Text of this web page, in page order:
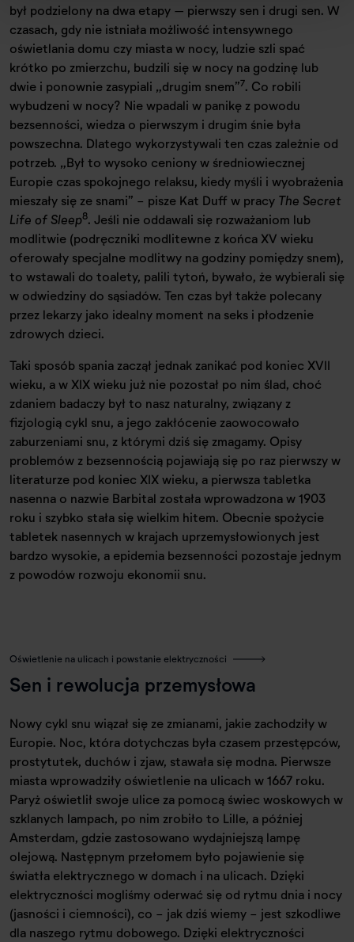
był podzielony na dwa etapy – pierwszy sen i drugi sen. W
czasach, gdy nie istniała możliwość intensywnego
oświetlania domu czy miasta w nocy, ludzie szli spać
krótko po zmierzchu, budzili się w nocy na godzinę lub
dwie i ponownie zasypiali „drugim snem”7. Co robili
wybudzeni w nocy? Nie wpadali w panikę z powodu
bezsenności, wiedza o pierwszym i drugim śnie była
powszechna. Dlatego wykorzystywali ten czas zależnie od
potrzeb. „Był to wysoko ceniony w średniowiecznej
Europie czas spokojnego relaksu, kiedy myśli i wyobrażenia
mieszały się ze snami” - pisze Kat Duff w pracy The Secret
Life of Sleep8. Jeśli nie oddawali się rozważaniom lub
modlitwie (podręczniki modlitewne z końca XV wieku
oferowały specjalne modlitwy na godziny pomiędzy snem),
to wstawali do toalety, palili tytoń, bywało, że wybierali się
w odwiedziny do sąsiadów. Ten czas był także polecany
przez lekarzy jako idealny moment na seks i płodzenie
zdrowych dzieci.
Taki sposób spania zaczął jednak zanikać pod koniec XVII
wieku, a w XIX wieku już nie pozostał po nim ślad, choć
zdaniem badaczy był to nasz naturalny, związany z
fizjologią cykl snu, a jego zakłócenie zaowocowało
zaburzeniami snu, z którymi dziś się zmagamy. Opisy
problemów z bezsennością pojawiają się po raz pierwszy w
literaturze pod koniec XIX wieku, a pierwsza tabletka
nasenna o nazwie Barbital została wprowadzona w 1903
roku i szybko stała się wielkim hitem. Obecnie spożycie
tabletek nasennych w krajach uprzemysłowionych jest
bardzo wysokie, a epidemia bezsenności pozostaje jednym
z powodów rozwoju ekonomii snu.
Oświetlenie na ulicach i powstanie elektryczności
Sen i rewolucja przemysłowa
Nowy cykl snu wiązał się ze zmianami, jakie zachodziły w
Europie. Noc, która dotychczas była czasem przestępców,
prostytutek, duchów i zjaw, stawała się modna. Pierwsze
miasta wprowadziły oświetlenie na ulicach w 1667 roku.
Paryż oświetlił swoje ulice za pomocą świec woskowych w
szklanych lampach, po nim zrobiło to Lille, a później
Amsterdam, gdzie zastosowano wydajniejszą lampę
olejową. Następnym przełomem było pojawienie się
światła elektrycznego w domach i na ulicach. Dzięki
elektryczności mogliśmy oderwać się od rytmu dnia i nocy
(jasności i ciemności), co - jak dziś wiemy - jest szkodliwe
dla naszego rytmu dobowego. Dzięki elektryczności